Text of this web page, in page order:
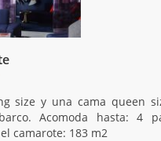
size y una cama queen
Acomoda hasta: 4
camarote: 183 m2